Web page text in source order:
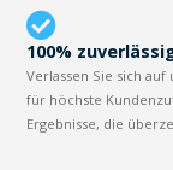
100%
Verlassen Sie sich
für höchste
Ergebnisse, die